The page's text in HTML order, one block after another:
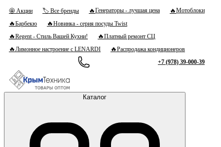
🤩 Акции 🏷 Все бренды 🔥Генераторы - лучшая цена 🔥Мотоблоки
🔥Барбекю 🔥Новинка - серия посуды Twist
🔥Regent - Стиль Вашей Кухни! 🔥Платный ремонт СЦ
🔥Лимонное настроение с LENARDI 🔥Распродажа кондиционеров
+7 (978) 39-000-39